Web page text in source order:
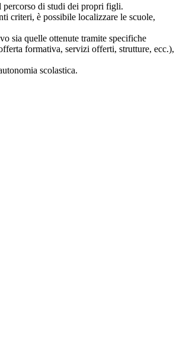
percorso di studi dei propri figli.
criteri, è possibile localizzare le scuole,
sia quelle ottenute tramite specifiche
formativa, servizi offerti, strutture, ecc.),
scolastica.